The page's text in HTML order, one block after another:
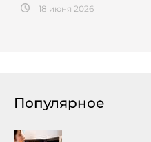
18 июня 2026
Популярное